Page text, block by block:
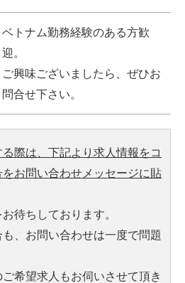
ベトナム勤務経験のある方歓
迎。
ご興味ございましたら、ぜひお
問合せ下さい。
際は、下記より求人情報をコ
お問い合わせメッセージに貼
待ちしております。
、お問い合わせは一度で問題
希望求人もお伺いさせて頂き